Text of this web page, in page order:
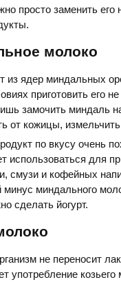
просто заменить его
молоко
из ядер миндальных
приготовить его
замочить миндаль
от кожицы,
по вкусу очень
использоваться для
смузи и кофейных
миндального
сделать йогурт.
не переносит
употребление